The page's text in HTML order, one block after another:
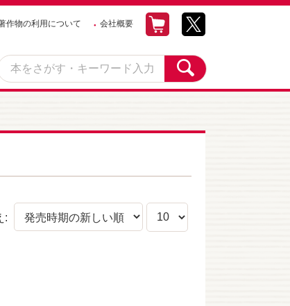
作物の利用について 会社概要
: